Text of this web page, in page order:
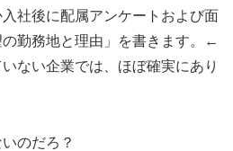
社後に配属アンケートおよび面
勤務地と理由」を書きます。←
ない企業では、ほぼ確実にあり
のだろ？